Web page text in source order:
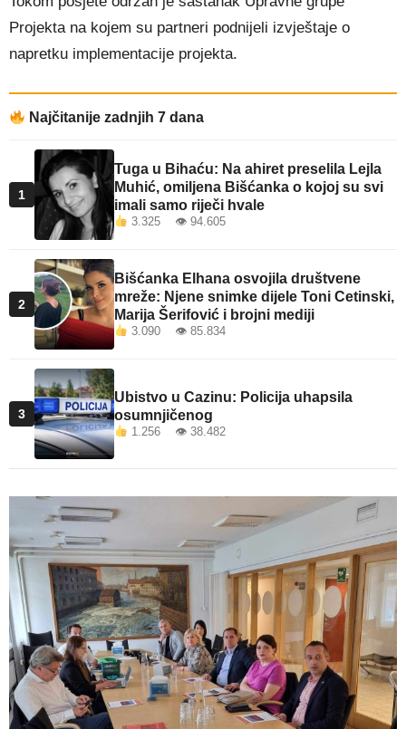
Projekta na kojem su partneri podnijeli izvještaje o
napretku implementacije projekta.
Najčitanije zadnjih 7 dana
1
Tuga u Bihaću: Na ahiret preselila Lejla
Muhić, omiljena Bišćanka o kojoj su svi
imali samo riječi hvale
3.325 👁 94.605
2
Bišćanka Elhana osvojila društvene
mreže: Njene snimke dijele Toni Cetinski,
Marija Šerifović i brojni mediji
3.090 👁 85.834
3
Ubistvo u Cazinu: Policija uhapsila
osumnjičenog
1.256 👁 38.482